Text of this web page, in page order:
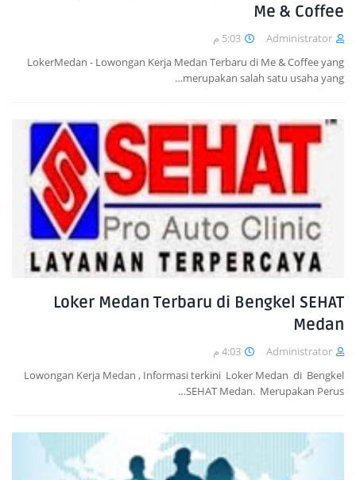
Me & Coffee
Administrator
5:03 م
LokerMedan - Lowongan Kerja Medan Terbaru di Me & Coffee yang
merupakan salah satu usaha yang…
Loker Medan Terbaru di Bengkel SEHAT
Medan
Administrator
4:03 م
Lowongan Kerja Medan , Informasi terkini Loker Medan di Bengkel
SEHAT Medan. Merupakan Perus…